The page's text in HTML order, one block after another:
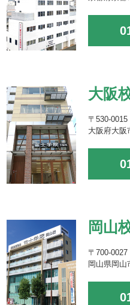
大阪
〒530-0015
大阪府大阪
岡山
〒700-0027
岡山県岡山